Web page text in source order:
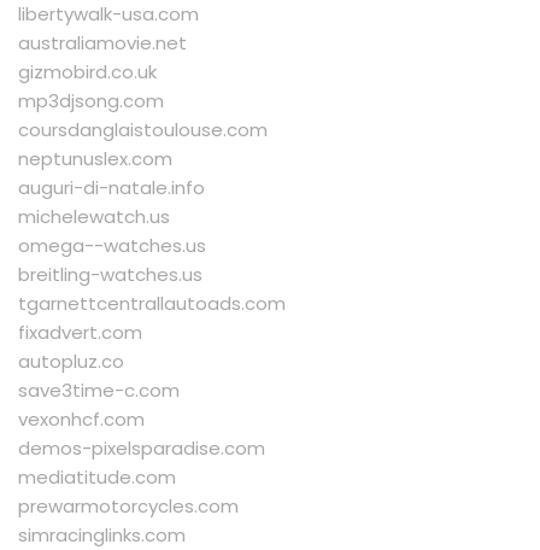
libertywalk-usa.com
australiamovie.net
gizmobird.co.uk
mp3djsong.com
coursdanglaistoulouse.com
neptunuslex.com
auguri-di-natale.info
michelewatch.us
omega--watches.us
breitling-watches.us
tgarnettcentrallautoads.com
fixadvert.com
autopluz.co
save3time-c.com
vexonhcf.com
demos-pixelsparadise.com
mediatitude.com
prewarmotorcycles.com
simracinglinks.com